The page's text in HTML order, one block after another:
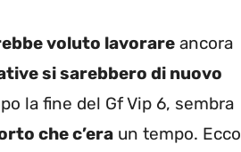
voluto lavorare ancora
si sarebbero di nuovo
la fine del Gf Vip 6, sembra
che c’era un tempo. Ecco